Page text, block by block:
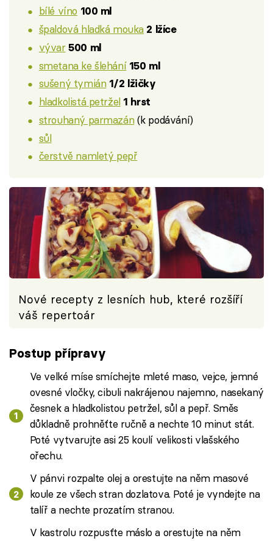
bílé víno 100 ml
špaldová hladká mouka 2 lžíce
vývar 500 ml
smetana ke šlehání 150 ml
sušený tymián 1/2 lžičky
hladkolistá petržel 1 hrst
strouhaný parmazán(k podávání)
sůl
čerstvě namletý pepř
Nové recepty z lesních hub, které rozšíří
váš repertoár
Postup přípravy
Ve velké míse smíchejte mleté maso, vejce, jemné
ovesné vločky, cibuli nakrájenou najemno, nasekaný
česnek a hladkolistou petržel, sůl a pepř. Směs
důkladně prohněťte ručně a nechte 10 minut stát.
Poté vytvarujte asi 25 koulí velikosti vlašského
ořechu.
V pánvi rozpalte olej a orestujte na něm masové
koule ze všech stran dozlatova. Poté je vyndejte na
talíř a nechte prozatím stranou.
V kastrolu rozpusťte máslo a orestujte na něm